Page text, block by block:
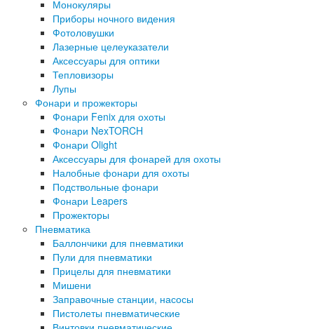
Монокуляры
Приборы ночного видения
Фотоловушки
Лазерные целеуказатели
Аксессуары для оптики
Тепловизоры
Лупы
Фонари и прожекторы
Фонари Fenix для охоты
Фонари NexTORCH
Фонари Olight
Аксессуары для фонарей для охоты
Налобные фонари для охоты
Подствольные фонари
Фонари Leapers
Прожекторы
Пневматика
Баллончики для пневматики
Пули для пневматики
Прицелы для пневматики
Мишени
Заправочные станции, насосы
Пистолеты пневматические